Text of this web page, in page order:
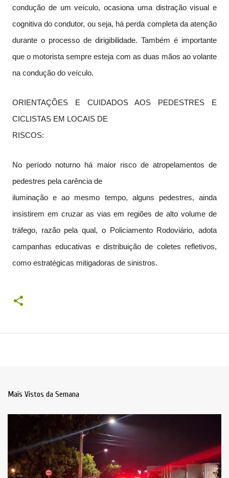
condução de um veículo, ocasiona uma distração visual e
cognitiva do condutor, ou seja, há perda completa da atenção
durante o processo de dirigibilidade. Também é importante
que o motorista sempre esteja com as duas mãos ao volante
na condução do veículo.
ORIENTAÇÕES E CUIDADOS AOS PEDESTRES E
CICLISTAS EM LOCAIS DE
RISCOS:
No período noturno há maior risco de atropelamentos de
pedestres pela carência de
iluminação e ao mesmo tempo, alguns pedestres, ainda
insistirem em cruzar as vias em regiões de alto volume de
tráfego, razão pela qual, o Policiamento Rodoviário, adota
campanhas educativas e distribuição de coletes refletivos,
como estratégicas mitigadoras de sinistros.
Mais Vistos da Semana